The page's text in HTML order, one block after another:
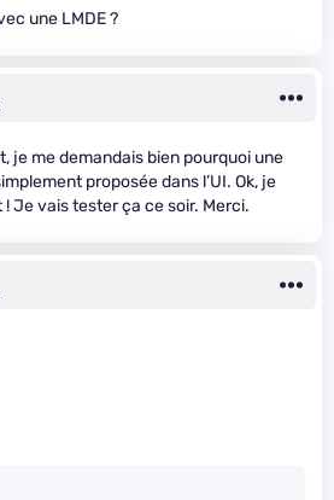
une LMDE ?
je me demandais bien pourquoi une
proposée dans l’UI. Ok, je
Je vais tester ça ce soir. Merci.